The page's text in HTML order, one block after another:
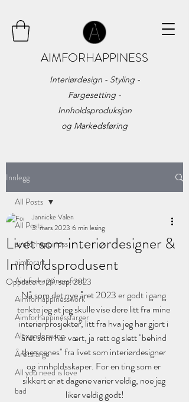
AIMFORHAPPINESS
Interiørdesign - Styling -
Fargesetting -
Innholdsproduksjon
og Markedsføring
Innlegg
All Posts
aimforhappiness
aimforart
Aimforhappinessfood
Aimforhappinesswork
Aimforhappinessfarger
Alexanderwang
Åretsfarge
All you need is love
bad
All Posts
Livet som interiørdesigner &
Innholdsprodusent
Jannicke Valen
3. mars 2023 6 min lesing
Oppdatert:29. sep. 2023
Nå som det nye året 2023 er godt i gang
tenkte jeg at jeg skulle vise dere litt fra mine
interiørprosjekter, litt fra hva jeg har gjort i
året som har vært, ja rett og slett "behind
the scenes" fra livet som interiørdesigner
og innholdsskaper. For en ting som er
sikkert er at dagene varier veldig, noe jeg
liker veldig godt!